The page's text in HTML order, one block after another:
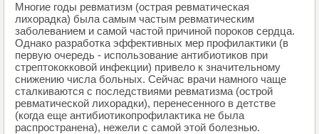
Многие годы ревматизм (острая ревматическая
лихорадка) была самым частым ревматическим
заболеванием и самой частой причиной пороков сердца.
Однако разработка эффективных мер профилактики (в
первую очередь - использование антибиотиков при
стрептококковой инфекции) привело к значительному
снижению числа больных. Сейчас врачи намного чаще
сталкиваются с последствиями ревматизма (острой
ревматической лихорадки), перенесенного в детстве
(когда еще антибиотикопрофилактика не была
распространена), нежели с самой этой болезнью.